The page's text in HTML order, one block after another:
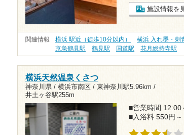
施設情報を
関連情報 横浜 駅近（徒歩10分以内） 横浜 入れ墨・刺
京急鶴見駅
鶴見駅 国道駅 花月総持寺駅
横浜天然温泉くさつ
神奈川県 / 横浜市南区 / 東神奈川駅5.96km /
井土ヶ谷駅255m
■営業時間 12:00
■入浴料 550円～